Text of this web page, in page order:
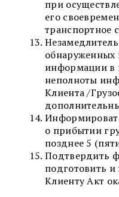
при
его
транспортное
обнаруженных
информации в
неполноты
Клиента /
о прибытии
позднее 5
Подтвердить
подготовить
Клиенту Акт